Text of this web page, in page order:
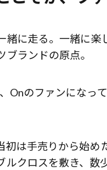
緒に走る。一緒に
ランドの原点。
Onのファンになっ
初は手売りから始
クロスを敷き、